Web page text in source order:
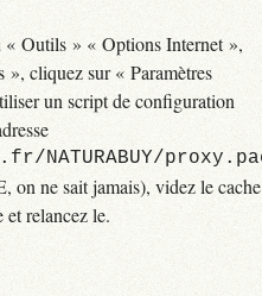
« Outils » « Options Internet »,
cliquez sur « Paramètres
un script de configuration
NATURABUY/
on ne sait jamais), videz le cache
relancez le.